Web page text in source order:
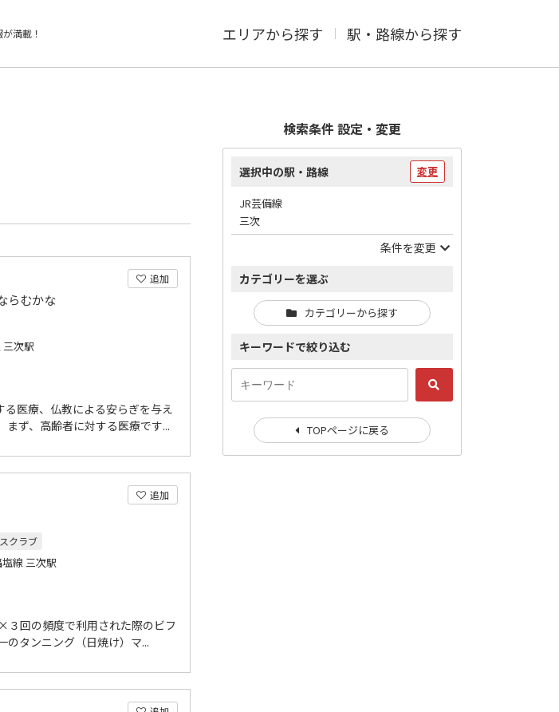
満載！ エリアから探す 駅・路線から探す
追加
らむかな
次駅
医療、仏教による安らぎを与え
ず、高齢者に対する医療です...
追加
クラブ
線 三次駅
回の頻度で利用された際のビフ
のタンニング（日焼け）マ...
検索条件 設定・変更
選択中の駅・路線 変更
JR芸備線
三次
条件を変更
カテゴリーを選ぶ
カテゴリーから探す
キーワードで絞り込む
TOPページに戻る